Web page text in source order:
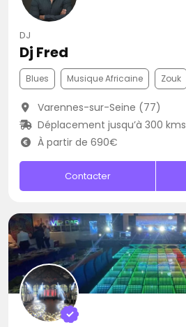
DJ
Dj Fred
Blues Musique Africaine Zouk
Varennes-sur-Seine (77)
Déplacement jusqu’à 300 kms
À partir de 690€
Contacter